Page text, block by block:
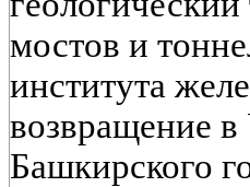
мостов и
института
возвращение в
Башкирского